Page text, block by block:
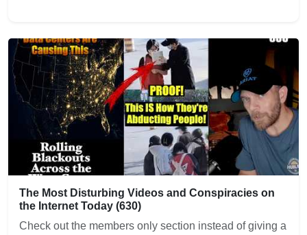
The Most Disturbing Videos and Conspiracies on
the Internet Today (630)
Check out the members only section instead of giving a